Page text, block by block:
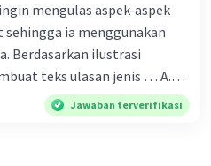
mengulas aspek-aspek
ia menggunakan
teks ulasan jenis … A.
informatif D. kritisJawaban terverifikasi